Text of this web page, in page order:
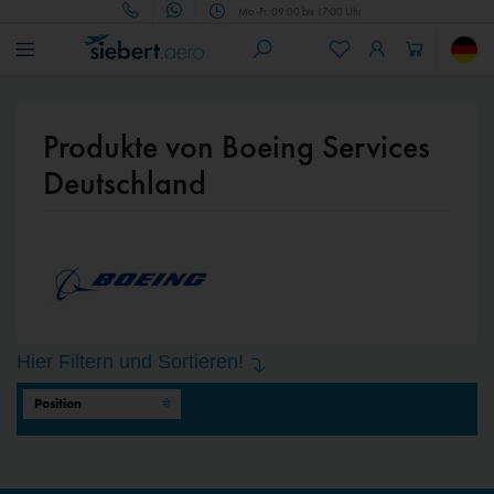
Mo.-Fr. 09:00 bis 17:00 Uhr
Produkte von Boeing Services
Deutschland
Hier Filtern und Sortieren!